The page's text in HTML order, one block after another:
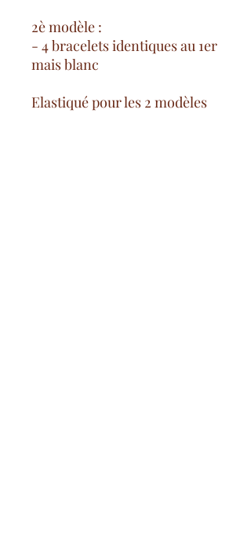
2è modèle :
- 4 bracelets identiques au 1er
mais blanc
Elastiqué pour les 2 modèles